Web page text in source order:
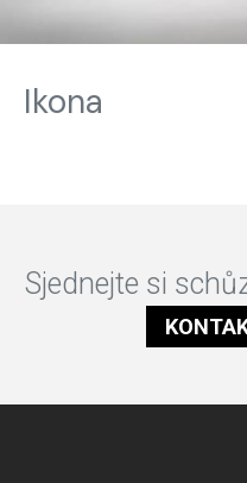
Ikona
Sjednejte si